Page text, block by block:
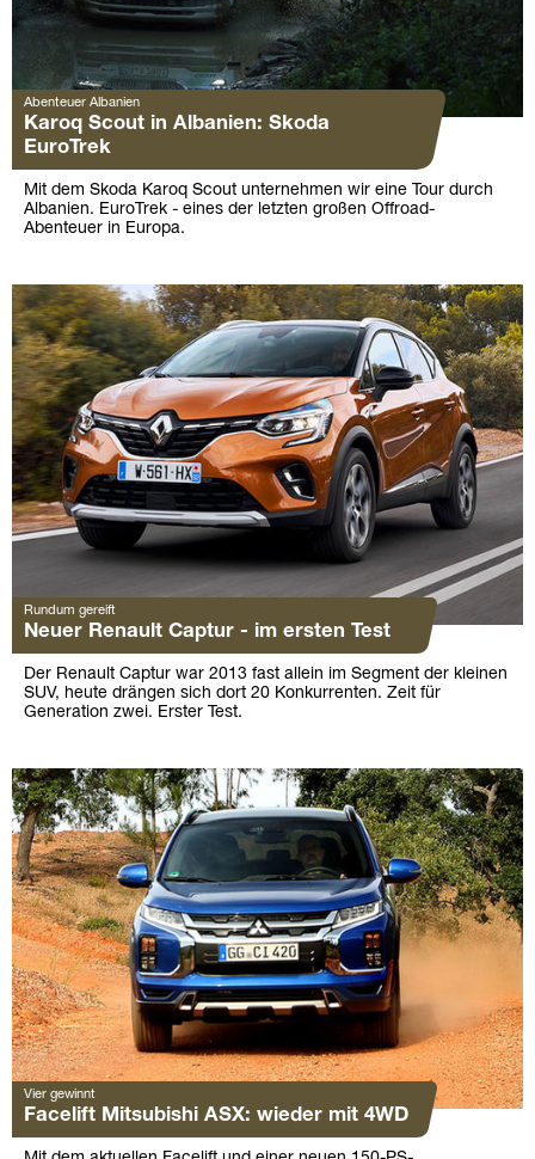
Abenteuer Albanien
Karoq Scout in Albanien: Skoda
EuroTrek
Mit dem Skoda Karoq Scout unternehmen wir eine Tour durch
Albanien. EuroTrek - eines der letzten großen Offroad-
Abenteuer in Europa.
Rundum gereift
Neuer Renault Captur - im ersten Test
Der Renault Captur war 2013 fast allein im Segment der kleinen
SUV, heute drängen sich dort 20 Konkurrenten. Zeit für
Generation zwei. Erster Test.
Vier gewinnt
Facelift Mitsubishi ASX: wieder mit 4WD